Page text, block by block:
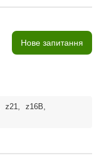
Нове запитання
z21, z16В,